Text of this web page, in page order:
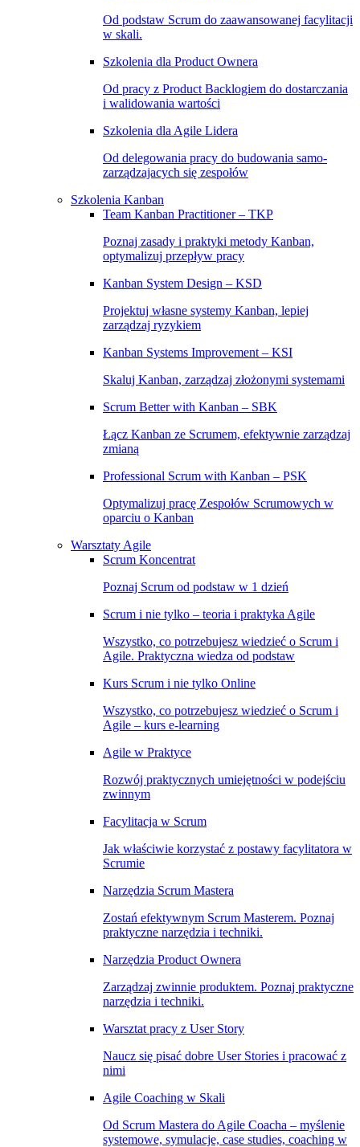
Od podstaw Scrum do zaawansowanej facylitacji
w skali.
Szkolenia dla Product Ownera
Od pracy z Product Backlogiem do dostarczania
i walidowania wartości
Szkolenia dla Agile Lidera
Od delegowania pracy do budowania samo-
zarządzajacych się zespołów
Szkolenia Kanban
Team Kanban Practitioner – TKP
Poznaj zasady i praktyki metody Kanban,
optymalizuj przepływ pracy
Kanban System Design – KSD
Projektuj własne systemy Kanban, lepiej
zarządzaj ryzykiem
Kanban Systems Improvement – KSI
Skaluj Kanban, zarządzaj złożonymi systemami
Scrum Better with Kanban – SBK
Łącz Kanban ze Scrumem, efektywnie zarządzaj
zmianą
Professional Scrum with Kanban – PSK
Optymalizuj pracę Zespołów Scrumowych w
oparciu o Kanban
Warsztaty Agile
Scrum Koncentrat
Poznaj Scrum od podstaw w 1 dzień
Scrum i nie tylko – teoria i praktyka Agile
Wszystko, co potrzebujesz wiedzieć o Scrum i
Agile. Praktyczna wiedza od podstaw
Kurs Scrum i nie tylko Online
Wszystko, co potrzebujesz wiedzieć o Scrum i
Agile – kurs e-learning
Agile w Praktyce
Rozwój praktycznych umiejętności w podejściu
zwinnym
Facylitacja w Scrum
Jak właściwie korzystać z postawy facylitatora w
Scrumie
Narzędzia Scrum Mastera
Zostań efektywnym Scrum Masterem. Poznaj
praktyczne narzędzia i techniki.
Narzędzia Product Ownera
Zarządzaj zwinnie produktem. Poznaj praktyczne
narzędzia i techniki.
Warsztat pracy z User Story
Naucz się pisać dobre User Stories i pracować z
nimi
Agile Coaching w Skali
Od Scrum Mastera do Agile Coacha – myślenie
systemowe, symulacje, case studies, coaching w